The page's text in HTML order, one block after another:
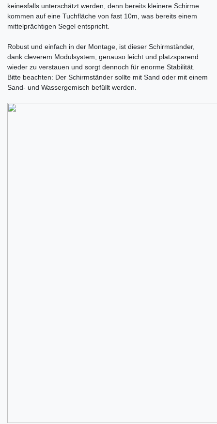
keinesfalls unterschätzt werden, denn bereits kleinere Schirme
kommen auf eine Tuchfläche von fast 10m, was bereits einem
mittelprächtigen Segel entspricht.
Robust und einfach in der Montage, ist dieser Schirmständer,
dank cleverem Modulsystem, genauso leicht und platzsparend
wieder zu verstauen und sorgt dennoch für enorme Stabilität.
Bitte beachten: Der Schirmständer sollte mit Sand oder mit einem
Sand- und Wassergemisch befüllt werden.